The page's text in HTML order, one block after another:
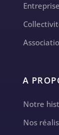
A
Notre
Nos